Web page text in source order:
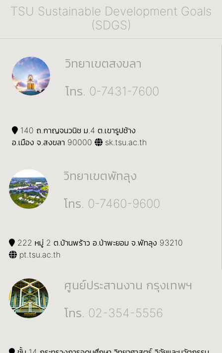
TSU Sustainable Development Goals
(SDGS)
วิทยาเขตสงขลา
โทร. 0-7431-7600
140 ถ.กาญจนวนิช ม.4 ต.เขารูปช้าง
อ.เมือง จ.สงขลา 90000
sk.tsu.ac.th
วิทยาเขตพัทลุง
โทร. 0-7460-9600
222 หมู่ 2 ต.บ้านพร้าว อ.ป่าพะยอม จ.พัทลุง 93210
pt.tsu.ac.th
ศูนย์ประสานงาน กรุงเทพฯ
โทร. 02-354-5556